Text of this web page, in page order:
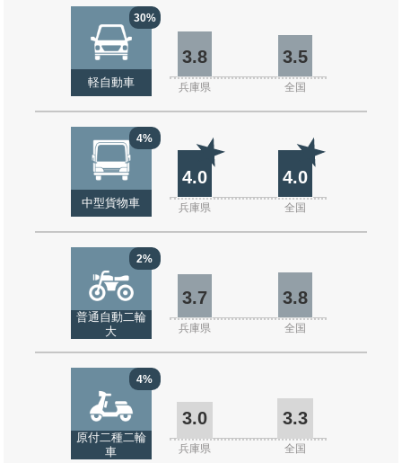
30%
軽自動車
3.8 3.5
兵庫県 全国
4%
中型貨物車
4.0 4.0
兵庫県 全国
2%
普通自動二輪
大
3.7 3.8
兵庫県 全国
4%
原付二種二輪
車
3.0 3.3
兵庫県 全国